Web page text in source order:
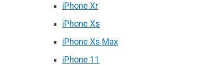
iPhone Xr
iPhone Xs
iPhone Xs Max
iPhone 11